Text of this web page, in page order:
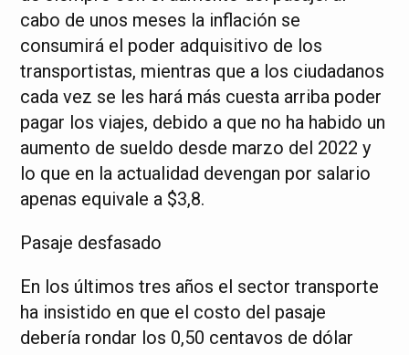
cabo de unos meses la inflación se
consumirá el poder adquisitivo de los
transportistas, mientras que a los ciudadanos
cada vez se les hará más cuesta arriba poder
pagar los viajes, debido a que no ha habido un
aumento de sueldo desde marzo del 2022 y
lo que en la actualidad devengan por salario
apenas equivale a $3,8.
Pasaje desfasado
En los últimos tres años el sector transporte
ha insistido en que el costo del pasaje
debería rondar los 0,50 centavos de dólar